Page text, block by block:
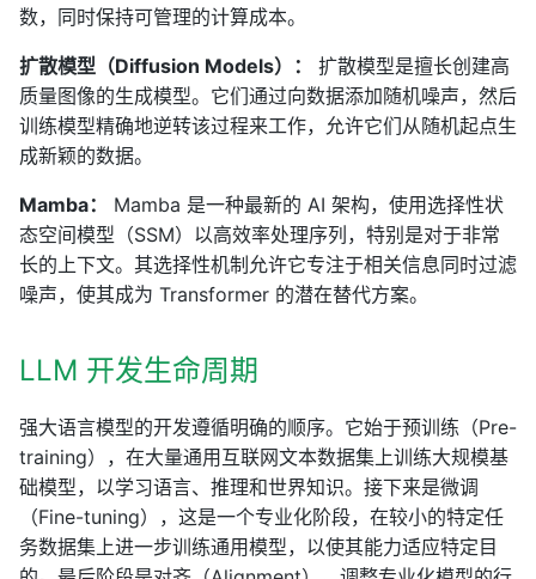
数，同时保持可管理的计算成本。
扩散模型（Diffusion Models）：
扩散模型是擅长创建高
质量图像的生成模型。它们通过向数据添加随机噪声，然后
训练模型精确地逆转该过程来工作，允许它们从随机起点生
成新颖的数据。
Mamba：
Mamba 是一种最新的 AI 架构，使用选择性状
态空间模型（SSM）以高效率处理序列，特别是对于非常
长的上下文。其选择性机制允许它专注于相关信息同时过滤
噪声，使其成为 Transformer 的潜在替代方案。
LLM 开发生命周期
强大语言模型的开发遵循明确的顺序。它始于预训练（Pre-
training），在大量通用互联网文本数据集上训练大规模基
础模型，以学习语言、推理和世界知识。接下来是微调
（Fine-tuning），这是一个专业化阶段，在较小的特定任
务数据集上进一步训练通用模型，以使其能力适应特定目